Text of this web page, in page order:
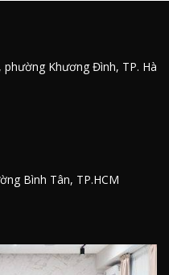
Khương Đình, TP. Hà
Bình Tân, TP.HCM